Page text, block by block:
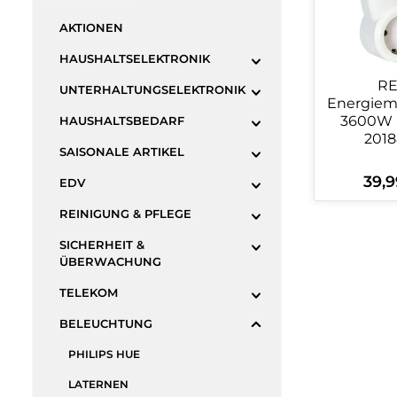
AKTIONEN
HAUSHALTSELEKTRONIK
UNTERHALTUNGSELEKTRONIK
HAUSHALTSBEDARF
SAISONALE ARTIKEL
EDV
REINIGUNG & PFLEGE
SICHERHEIT &
ÜBERWACHUNG
TELEKOM
BELEUCHTUNG
PHILIPS HUE
LATERNEN
3600W